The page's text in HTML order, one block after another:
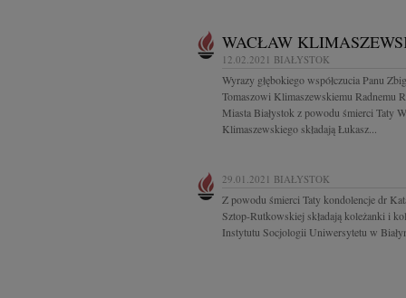
WACŁAW
12.02.2021 BIAŁYSTOK
Wyrazy głębokiego współczucia Panu
Tomaszowi Klimaszewskiemu Radnemu
Miasta Białystok z powodu śmierci Taty
Klimaszewskiego składają Łukasz...
29.01.2021 BIAŁYSTOK
Z powodu śmierci Taty kondolencje dr
Sztop-Rutkowskiej składają koleżanki i
Instytutu Socjologii Uniwersytetu w